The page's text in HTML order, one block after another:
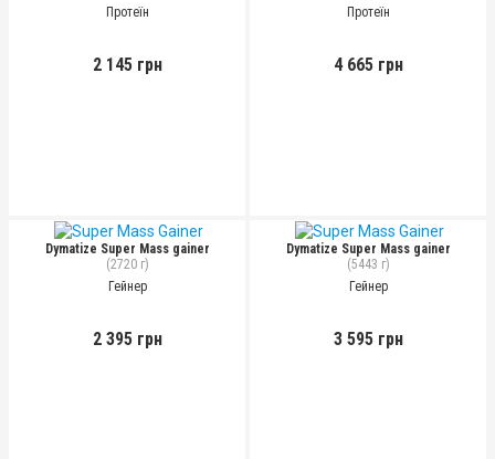
Протеїн
2 145 грн
Протеїн
4 665 грн
Dymatize Super Mass gainer
(2720 г)
Гейнер
2 395 грн
Dymatize Super Mass gainer
(5443 г)
Гейнер
3 595 грн